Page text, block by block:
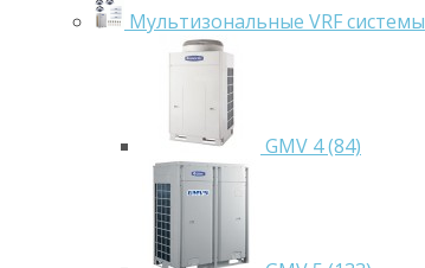
Мультизональные VRF системы
GMV 4 (84)